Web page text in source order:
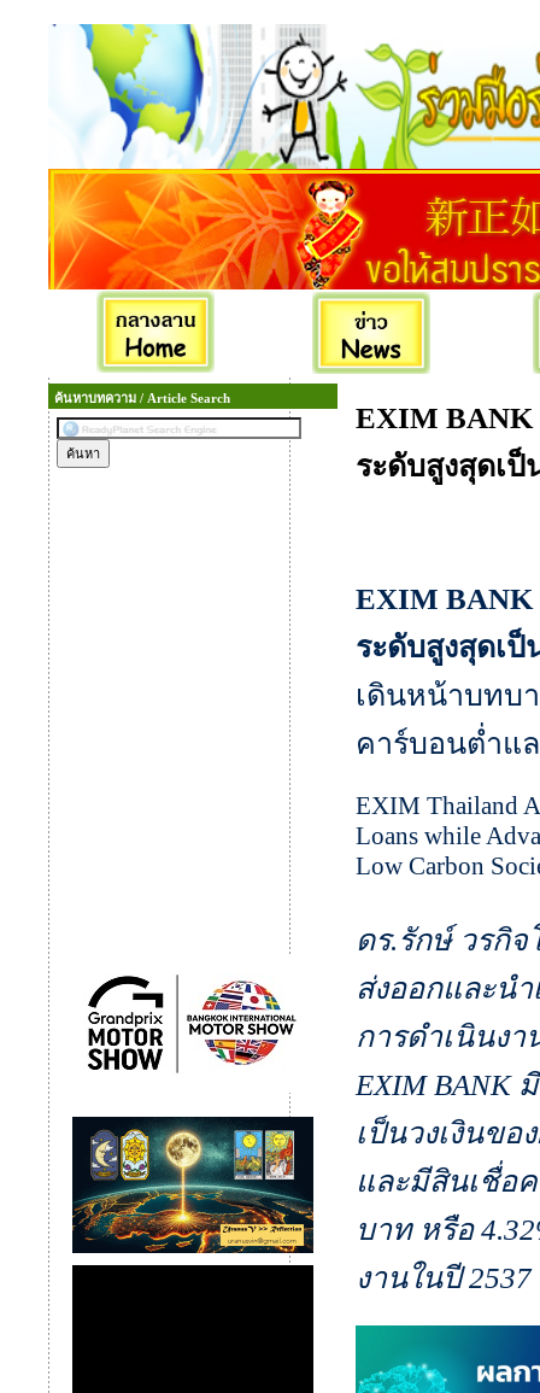
ค้นหาบทความ / Article Search
EXIM BANK
ระดับสูงสุดเ
EXIM BANK
ระดับสูงสุดเ
เดินหน้าบทบา
คาร์บอนต่ำแ
EXIM Thailand
Loans while
Low Carbon
ดร.รักษ์ วรกิ
ส่งออกและนำ
การดำเนินงา
EXIM BANK
เป็นวงเงินขอ
และมีสินเชื่อ
บาท หรือ
งานในปี 2537